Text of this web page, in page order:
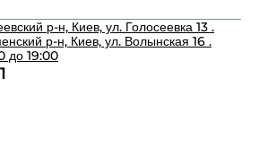
р-н, Киев, ул. Голосеевка 13 .
р-н, Киев, ул. Волынская 16 .
до 19:00